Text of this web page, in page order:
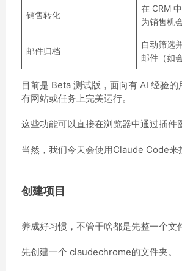
销售转化
在 CRM
为销售机
邮件归档
自动筛选
邮件（如
目前是 Beta 测试版，面向有 AI 经验
有网站或任务上完美运行。
这些功能可以直接在浏览器中通过插件
当然，我们今天会使用Claude Code来
创建项目
养成好习惯，不管干啥都是先整一个文
先创建一个 claudechrome的文件夹。